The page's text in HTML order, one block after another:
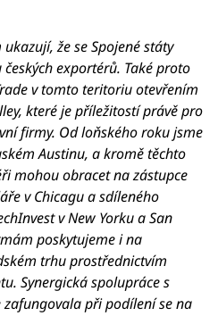
že se Spojené státy
exportérů. Také proto
v tomto teritoriu otevřením
které je příležitostí právě pro
firmy. Od loňského roku jsme
Austinu, a kromě těchto
mohou obracet na zástupce
v Chicagu a sdíleného
v New Yorku a San
poskytujeme i na
trhu prostřednictvím
Synergická spolupráce s
zafungovala při podílení se na